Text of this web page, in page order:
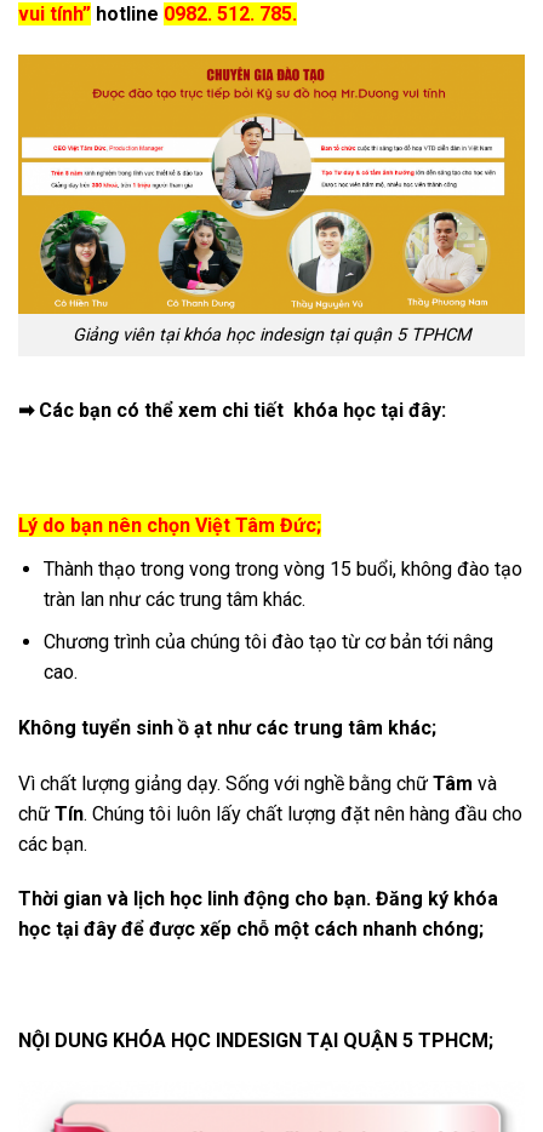
vui tính” hotline 0982. 512. 785.
Giảng viên tại khóa học indesign tại quận 5 TPHCM
➡ Các bạn có thể xem chi tiết khóa học tại đây:
Lý do bạn nên chọn Việt Tâm Đức;
Thành thạo trong vong trong vòng 15 buổi, không đào tạo
tràn lan như các trung tâm khác.
Chương trình của chúng tôi đào tạo từ cơ bản tới nâng
cao.
Không tuyển sinh ồ ạt như các trung tâm khác;
Vì chất lượng giảng dạy. Sống với nghề bằng chữ Tâm và
chữ Tín. Chúng tôi luôn lấy chất lượng đặt nên hàng đầu cho
các bạn.
Thời gian và lịch học linh động cho bạn. Đăng ký khóa
học tại đây để được xếp chỗ một cách nhanh chóng;
NỘI DUNG KHÓA HỌC INDESIGN TẠI QUẬN 5 TPHCM;